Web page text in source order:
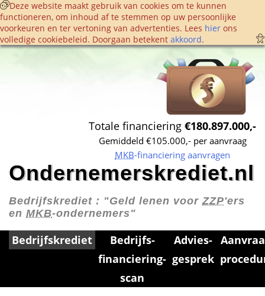
Deze website maakt gebruik van cookies om te kunnen
functioneren, om inhoud af te stemmen op uw persoonlijke
voorkeuren en ter vertoning van advertenties. Lees hier ons
volledige cookie­beleid. Doorgaan betekent akkoord.
Totale financiering €180.897.000,-
Gemiddeld €105.000,- per aanvraag
MKB-financiering aanvragen
Ondernemerskrediet.nl
Bedrijfskrediet : "Geld lenen voor ZZP'ers
en MKB-ondernemers"
Bedrijfskrediet
Bedrijfs­
financiering­
scan
Advies­
gesprek